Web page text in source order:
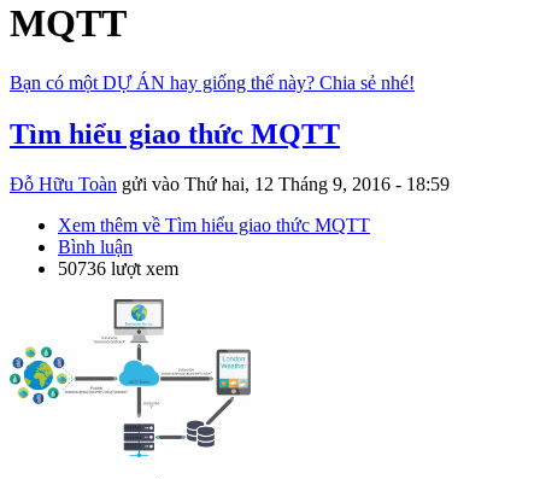
MQTT
Bạn có một DỰ ÁN hay giống thế này? Chia sẻ nhé!
Tìm hiểu giao thức MQTT
Đỗ Hữu Toàn gửi vào Thứ hai, 12 Tháng 9, 2016 - 18:59
Xem thêm về Tìm hiểu giao thức MQTT
Bình luận
50736 lượt xem